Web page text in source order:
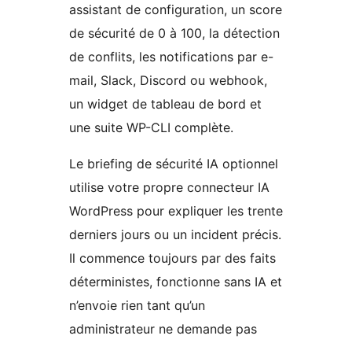
assistant de configuration, un score
de sécurité de 0 à 100, la détection
de conflits, les notifications par e-
mail, Slack, Discord ou webhook,
un widget de tableau de bord et
une suite WP-CLI complète.
Le briefing de sécurité IA optionnel
utilise votre propre connecteur IA
WordPress pour expliquer les trente
derniers jours ou un incident précis.
Il commence toujours par des faits
déterministes, fonctionne sans IA et
n’envoie rien tant qu’un
administrateur ne demande pas